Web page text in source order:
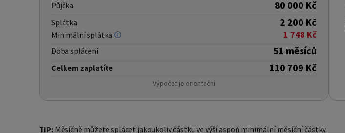
Půjčka 80 000 Kč
Splátka 2 200 Kč
Minimální splátka 1 748 Kč
Doba splácení 51 měsíců
Celkem zaplatíte 110 709 Kč
Výpočet je orientační
TIP: Měsíčně můžete splácet jakoukoliv částku ve výši aspoň minimální měsíční částky.